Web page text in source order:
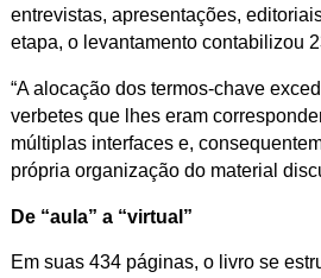
entrevistas, apresentações,
etapa, o levantamento contabilizou
“A alocação dos termos-chave
verbetes que lhes eram
múltiplas interfaces e,
própria organização do material
De “aula” a “virtual”
Em suas 434 páginas, o livro se